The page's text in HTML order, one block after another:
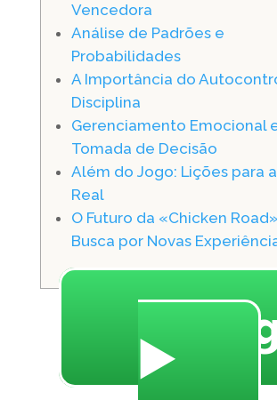
Vencedora
Análise de Padrões e
Probabilidades
A Importância do
Disciplina
Gerenciamento Emocional
Tomada de Decisão
Além do Jogo: Lições para
Real
O Futuro da «Chicken
Busca por Novas
🔥
▶️